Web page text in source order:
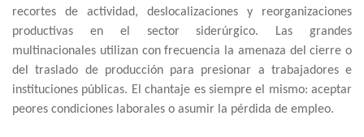
recortes de actividad, deslocalizaciones y reorganizaciones
productivas en el sector siderúrgico. Las grandes
multinacionales utilizan con frecuencia la amenaza del cierre o
del traslado de producción para presionar a trabajadores e
instituciones públicas. El chantaje es siempre el mismo: aceptar
peores condiciones laborales o asumir la pérdida de empleo.